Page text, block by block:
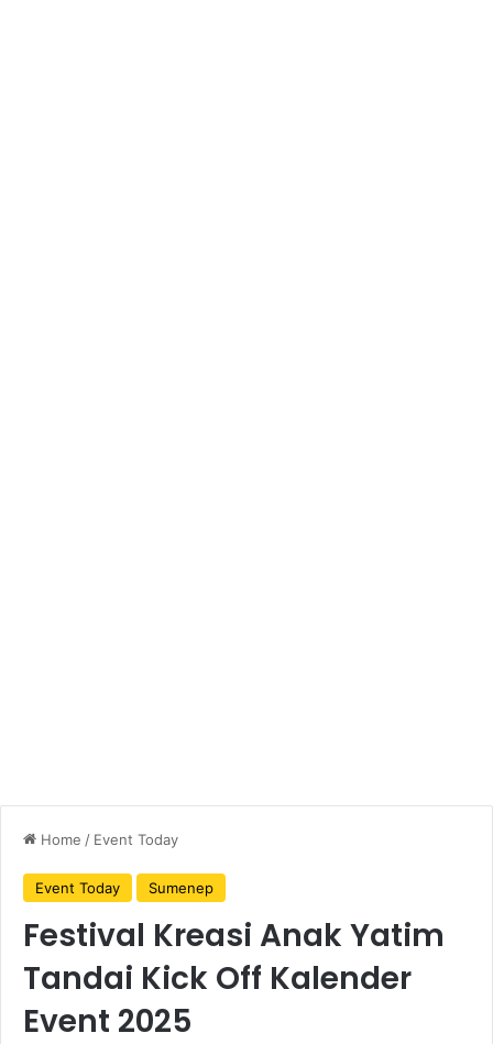
Home / Event Today
Event Today Sumenep
Festival Kreasi Anak Yatim
Tandai Kick Off Kalender
Event 2025